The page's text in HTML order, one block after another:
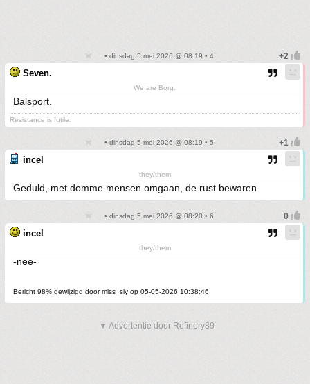
• dinsdag 5 mei 2026 @ 08:19 • 4
Seven.
We are Borg.
Balsport.
Resistance is futile.
• dinsdag 5 mei 2026 @ 08:19 • 5
incel
they/them
Geduld, met domme mensen omgaan, de rust bewaren
• dinsdag 5 mei 2026 @ 08:20 • 6
incel
they/them
-nee-
Bericht 98% gewijzigd door miss_sly op 05-05-2026 10:38:46
▼ Advertentie door Refinery89